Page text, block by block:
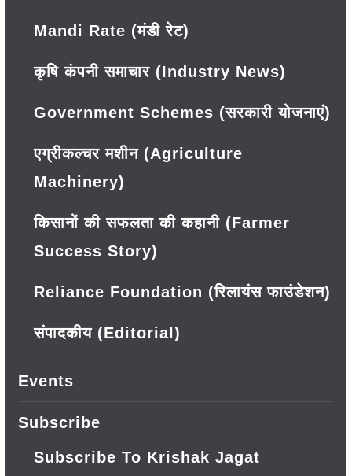
Mandi Rate (मंडी रेट)
कृषि कंपनी समाचार (Industry News)
Government Schemes (सरकारी योजनाएं)
एग्रीकल्चर मशीन (Agriculture
Machinery)
किसानों की सफलता की कहानी (Farmer
Success Story)
Reliance Foundation (रिलायंस फाउंडेशन)
संपादकीय (Editorial)
Events
Subscribe
Subscribe To Krishak Jagat